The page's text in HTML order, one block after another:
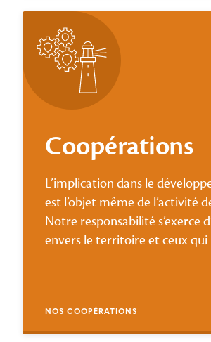
Coopérations
L’implication dans le
est l’objet même de l’activité
Notre responsabilité s’exerce
envers le territoire et ceux qui
NOS COOPÉRATIONS